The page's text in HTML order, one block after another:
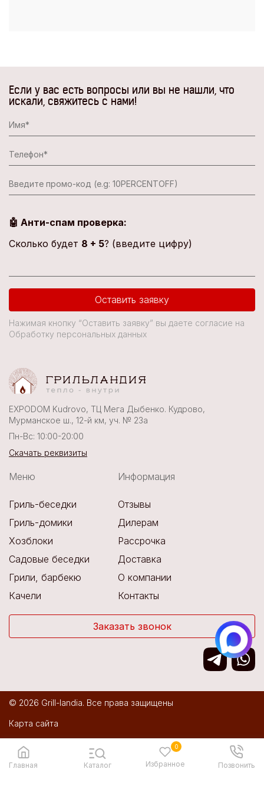
Главная Каталог
0
Избранное Позвонить
Если у вас есть вопросы или вы не нашли, что
искали, свяжитесь с нами!
🤖 Анти-спам проверка:
Сколько будет 8 + 5? (введите цифру)
Оставить заявку
Нажимая кнопку “Оставить заявку” вы даете согласие на
Обработку персональных данных
EXPODOM Kudrovo, ТЦ Мега Дыбенко. Кудрово,
Мурманское ш., 12-й км, уч. № 23а
Пн-Вс: 10:00-20:00
Скачать реквизиты
Меню
Гриль-беседки
Гриль-домики
Хозблоки
Садовые беседки
Грили, барбекю
Качели
Информация
Отзывы
Дилерам
Рассрочка
Доставка
О компании
Контакты
Заказать звонок
© 2026 Grill-landia. Все права защищены
Карта сайта
Политика конфиденциальности
Разработка сайта:IT Media